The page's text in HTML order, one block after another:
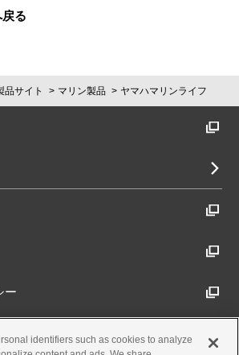
る
品サイト マリン製品 ヤマハマリンライフ
ー
identifiers such as cookies to analyze